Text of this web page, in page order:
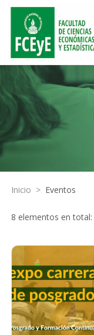
Inicio > Eventos
8 elementos en total: